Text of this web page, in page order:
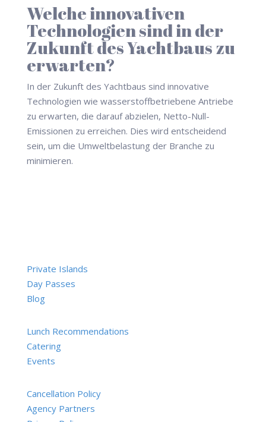
Welche innovativen
Technologien sind in der
Zukunft des Yachtbaus zu
erwarten?
In der Zukunft des Yachtbaus sind innovative
Technologien wie wasserstoffbetriebene Antriebe
zu erwarten, die darauf abzielen, Netto-Null-
Emissionen zu erreichen. Dies wird entscheidend
sein, um die Umweltbelastung der Branche zu
minimieren.
Private Islands
Day Passes
Blog
Lunch Recommendations
Catering
Events
Cancellation Policy
Agency Partners